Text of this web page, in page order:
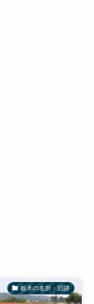
栃木の名所・旧跡